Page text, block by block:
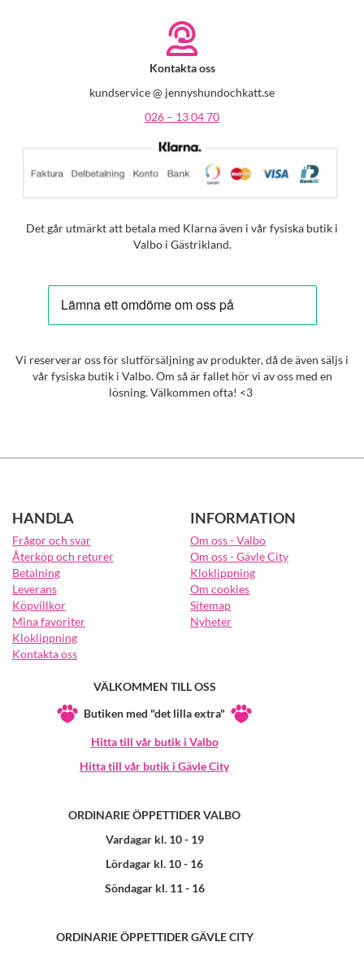
Kontakta oss
kundservice @ jennyshundochkatt.se
026 – 13 04 70
Det går utmärkt att betala med Klarna även i vår fysiska butik i
Valbo i Gästrikland.
Vi reserverar oss för slutförsäljning av produkter, då de även säljs i
vår fysiska butik i Valbo. Om så är fallet hör vi av oss med en
lösning. Välkommen ofta! <3
HANDLA
Frågor och svar
Återköp och returer
Betalning
Leverans
Köpvillkor
Mina favoriter
Kloklippning
Kontakta oss
INFORMATION
Om oss - Valbo
Om oss - Gävle City
Kloklippning
Om cookies
Sitemap
Nyheter
VÄLKOMMEN TILL OSS
Butiken med "det lilla extra"
Hitta till vår butik i Valbo
Hitta till vår butik i Gävle City
ORDINARIE ÖPPETTIDER VALBO
Vardagar kl. 10 - 19
Lördagar kl. 10 - 16
Söndagar kl. 11 - 16
ORDINARIE ÖPPETTIDER GÄVLE CITY